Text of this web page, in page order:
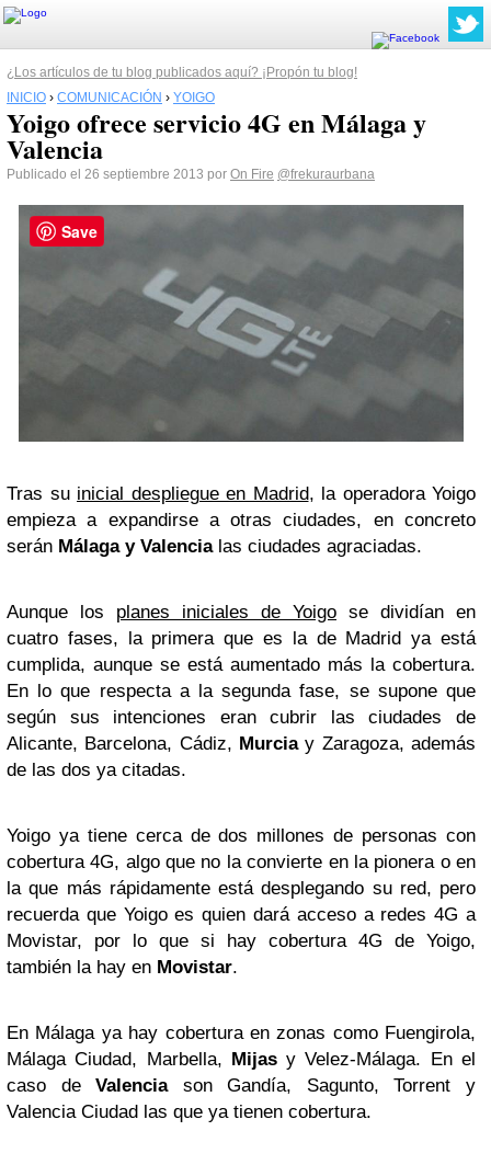
¿Los artículos de tu blog publicados aquí? ¡Propón tu blog!
INICIO › COMUNICACIÓN › YOIGO
Yoigo ofrece servicio 4G en Málaga y
Valencia
Publicado el 26 septiembre 2013 por On Fire @frekuraurbana
Tras su inicial despliegue en Madrid, la operadora Yoigo
empieza a expandirse a otras ciudades, en concreto
serán Málaga y Valencialas ciudades agraciadas.
Aunque los planes iniciales de Yoigo se dividían en
cuatro fases, la primera que es la de Madrid ya está
cumplida, aunque se está aumentado más la cobertura.
En lo que respecta a la segunda fase, se supone que
según sus intenciones eran cubrir las ciudades de
Alicante, Barcelona, Cádiz, Murciay Zaragoza, además
de las dos ya citadas.
Yoigo ya tiene cerca de dos millones de personas con
cobertura 4G, algo que no la convierte en la pionera o en
la que más rápidamente está desplegando su red, pero
recuerda que Yoigo es quien dará acceso a redes 4G a
Movistar, por lo que si hay cobertura 4G de Yoigo,
también la hay en Movistar.
En Málaga ya hay cobertura en zonas como Fuengirola,
Málaga Ciudad, Marbella, Mijasy Velez-Málaga. En el
caso deValenciason Gandía, Sagunto, Torrent y
Valencia Ciudad las que ya tienen cobertura.
Save